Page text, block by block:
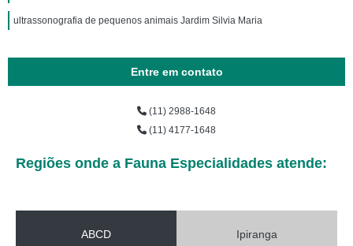
ultrassonografia de pequenos animais Jardim Silvia Maria
Entre em contato
(11) 2988-1648
(11) 4177-1648
Regiões onde a Fauna Especialidades atende:
ABCD Ipiranga